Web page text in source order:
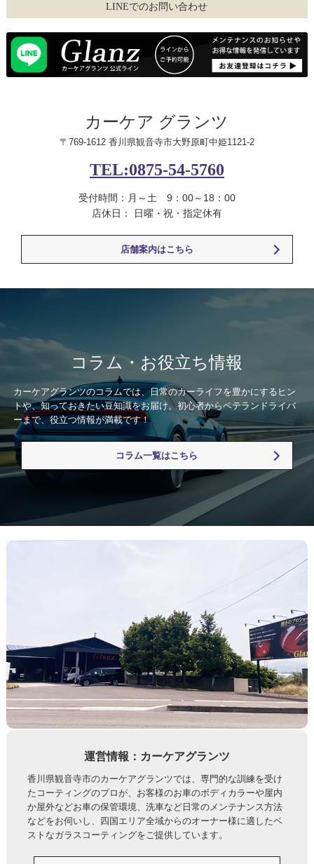
LINEでのお問い合わせ
カーケア グランツ
〒769-1612 香川県観音寺市大野原町中姫1121-2
TEL:0875-54-5760
受付時間：月～土 9：00～18：00
店休日： 日曜・祝・指定休有
店舗案内はこちら
コラム・お役立ち情報
カーケアグランツのコラムでは、日常のカーライフを豊かにするヒン
トや、知っておきたい豆知識をお届け。初心者からベテランドライバ
ーまで、役立つ情報が満載です！
コラム一覧はこちら
運営情報：カーケアグランツ
香川県観音寺市のカーケアグランツでは、専門的な訓練を受け
たコーティングのプロが、お客様のお車のボディカラーや屋内
か屋外などお車の保管環境、洗車など日常のメンテナンス方法
などをお伺いし、四国エリア全域からのオーナー様に適したベ
ストなガラスコーティングをご提供しています。